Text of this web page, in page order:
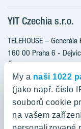
My a naši 1022
(jako např. číslo
souborů cookie
na vašem
Klientské změny
Aktuality
Blog
Kariéra
O nás
YIT PLUS
RANTA Barrandov III
RANTA Barrandov IV
TOIVO Roztyly II
KALEVALA
VIRTA Kladno
KATTILA Kamýk
YIT Czechia s.r.o.
TELEHOUSE –
160 00 Praha 6 -
Česká republika
800 200 666
domov@yit.cz